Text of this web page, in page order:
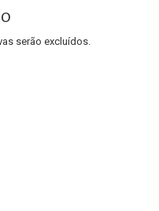
serão excluídos.